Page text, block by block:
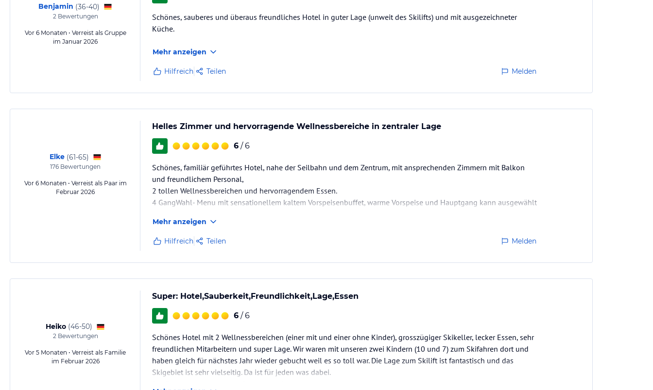
Natürlich bieten wir auch eine kostenlosen Wireless Internetanschluss an.
Hinweis: Allgemeine und unverbindliche Hoteliers-/Veranstalter-/Kataloginformationen. Alle Angaben ohne
Gewähr und ohne Prüfung durch HolidayCheck. Bitte lies vor der Buchung die verbindlichen
Benjamin (36-40)
2Bewertungen
Vor 6 Monaten • Verreist als Gruppe
im Januar 2026
Schönes, sauberes und überaus freundliches Hotel in guter Lage (unweit des Skilifts) und mit ausgezeichneter
Küche.
Mehr anzeigen
Hilfreich Teilen Melden
Elke (61-65)
176 Bewertungen
Vor 6 Monaten • Verreist als Paar im
Februar 2026
Helles Zimmer und hervorragende Wellnessbereiche in zentraler Lage
6 / 6
Schönes, familiär geführtes Hotel, nahe der Seilbahn und dem Zentrum, mit ansprechenden Zimmern mit Balkon
und freundlichem Personal,
2 tollen Wellnessbereichen und hervorragendem Essen.
4 GangWahl- Menu mit sensationellem kaltem Vorspeisenbuffet, warme Vorspeise und Hauptgang kann ausgewählt
Bar, Schikeller, Kinderspielraum ist vorhanden. Die Getränkepreise sind erfreulich.
Das Hotel ist bei Familien sehr beliebt, der Geräuschpegel kann deshalb sehr hoch sein, vor allem im Restaurant.
Wer etwas Ruhe…
Mehr anzeigen
Hilfreich Teilen Melden
Heiko (46-50)
2Bewertungen
Vor 5 Monaten • Verreist als Familie
im Februar 2026
Super: Hotel,Sauberkeit,Freundlichkeit,Lage,Essen
6 / 6
Schönes Hotel mit 2 Wellnessbereichen (einer mit und einer ohne Kinder), grosszügiger Skikeller, lecker Essen, sehr
freundlichen Mitarbeitern und super Lage. Wir waren mit unseren zwei Kindern (10 und 7) zum Skifahren dort und
haben gleich für nächstes Jahr wieder gebucht weil es so toll war. Die Lage zum Skilift ist fantastisch und das
Skigebiet ist sehr vielseitig. Da ist für jeden was dabei.